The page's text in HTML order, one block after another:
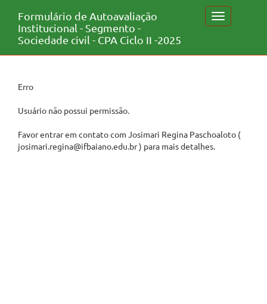
Toggle
navigation
Formulário de Autoavaliação
Institucional - Segmento -
Sociedade civil - CPA Ciclo II -2025
Erro
Usuário não possui permissão.
Favor entrar em contato com Josimari Regina Paschoaloto (
josimari.regina@ifbaiano.edu.br ) para mais detalhes.